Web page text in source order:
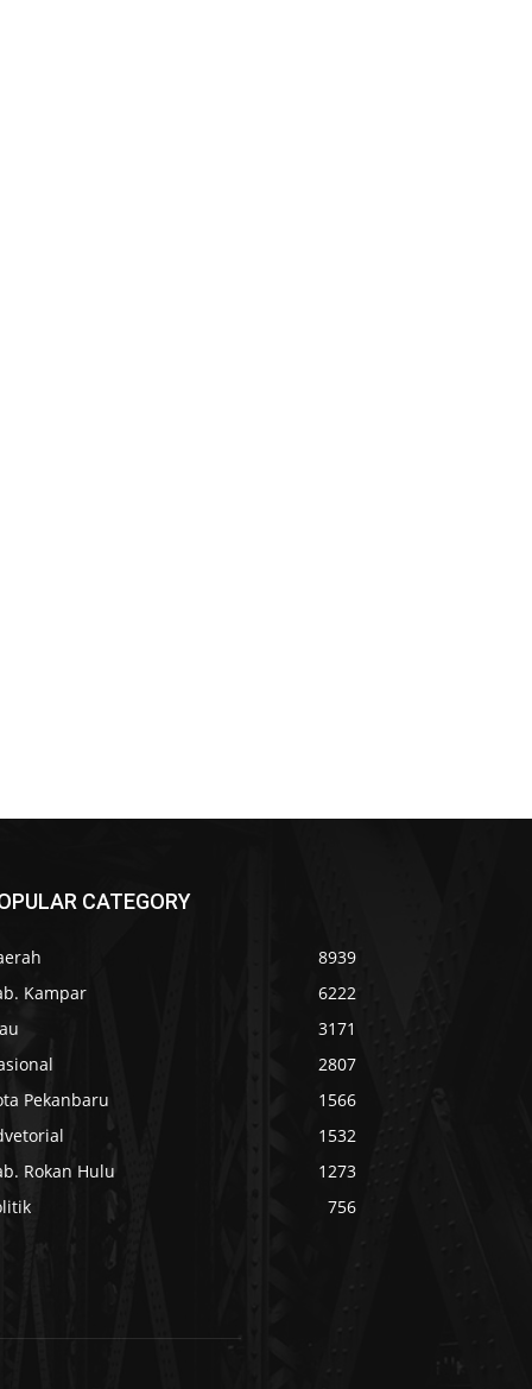
CATEGORY
8939
Kampar
6222
3171
2807
Pekanbaru
1566
1532
Rokan Hulu
1273
756